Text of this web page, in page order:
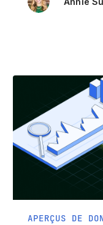
APERÇUS DE